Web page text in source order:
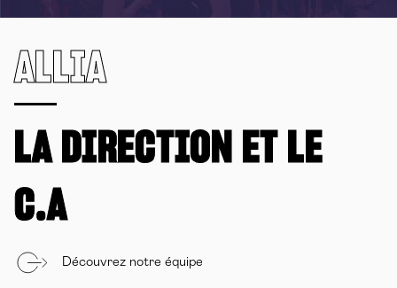
ALLIA
LA DIRECTION ET LE
C.A
Découvrez notre équipe